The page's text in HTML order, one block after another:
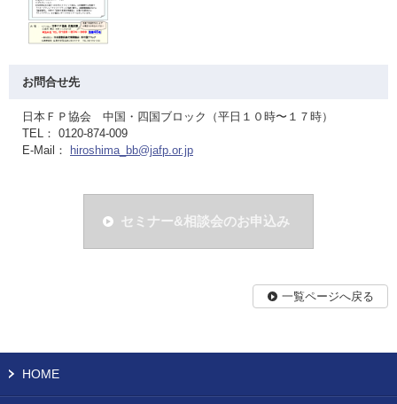
お問合せ先
日本ＦＰ協会 中国・四国ブロック（平日１０時〜１７時）
TEL： 0120-874-009
E-Mail：
hiroshima_bb@jafp.or.jp
セミナー&相談会のお申込み
一覧ページへ戻る
HOME